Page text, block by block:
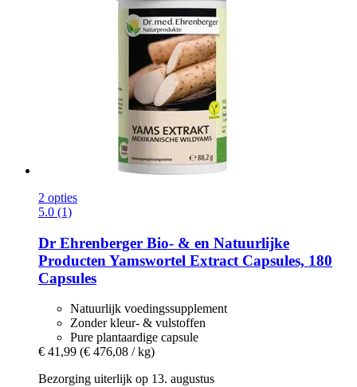
2 opties
5.0 (1)
Dr Ehrenberger Bio- & en Natuurlijke
Producten Yamswortel Extract Capsules, 180
Capsules
Natuurlijk voedingssupplement
Zonder kleur- & vulstoffen
Pure plantaardige capsule
€ 41,99 (€ 476,08 / kg)
Bezorging uiterlijk op 13. augustus